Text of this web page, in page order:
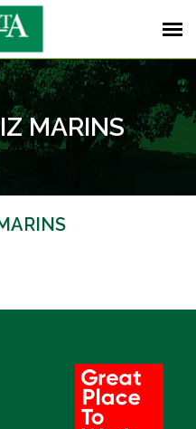
MARINS